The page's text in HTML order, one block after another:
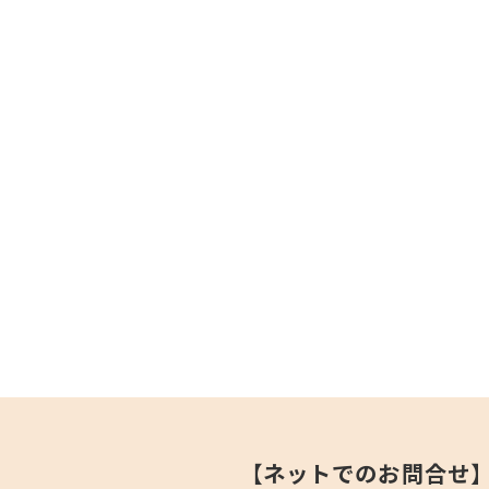
【ネットでのお問合せ